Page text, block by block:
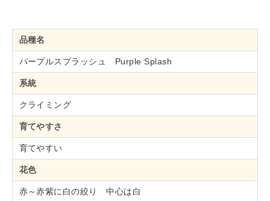
品種名
パープルスプラッシュ Purple Splash
系統
クライミング
育てやすさ
育てやすい
花色
赤～赤紫に白の絞り 中心は白